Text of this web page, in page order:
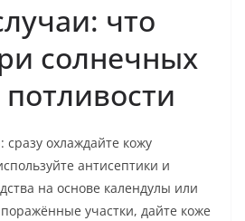
что
солнечных
охлаждайте кожу
антисептики и
на основе календулы или
участки, дайте коже